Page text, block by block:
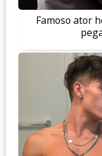
Famoso ator